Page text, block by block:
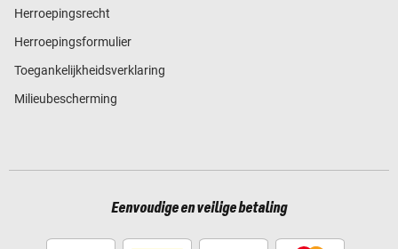
Herroepingsrecht
Herroepingsformulier
Toegankelijkheidsverklaring
Milieubescherming
Eenvoudige en veilige betaling